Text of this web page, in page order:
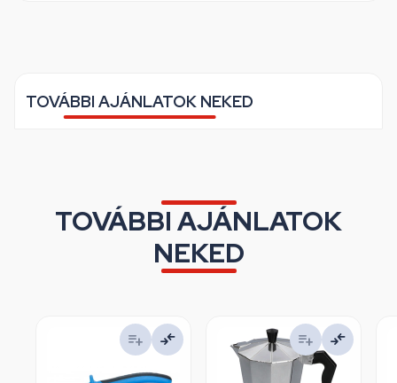
TOVÁBBI AJÁNLATOK NEKED
TOVÁBBI AJÁNLATOK
NEKED